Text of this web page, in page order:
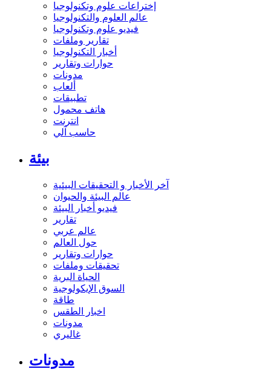
إختراعات علوم وتكنولوجيا
عالم العلوم والتكنولوجيا
فيديو علوم وتكنولوجيا
تقارير وملفات
أخبار التكنولوجيا
حوارات وتقارير
مدونات
ألعاب
تطبيقات
هاتف محمول
انترنت
حاسب آلي
بيئة
آخر الأخبار و التحقيقات البيئية
عالم البيئة والحيوان
فيديو أخبار البيئة
تقارير
عالم عربي
حول العالم
حوارات وتقارير
تحقيقات وملفات
الحياة البرية
السوق الإيكولوجية
طاقة
اخبار الطقس
مدونات
غاليري
مدونات